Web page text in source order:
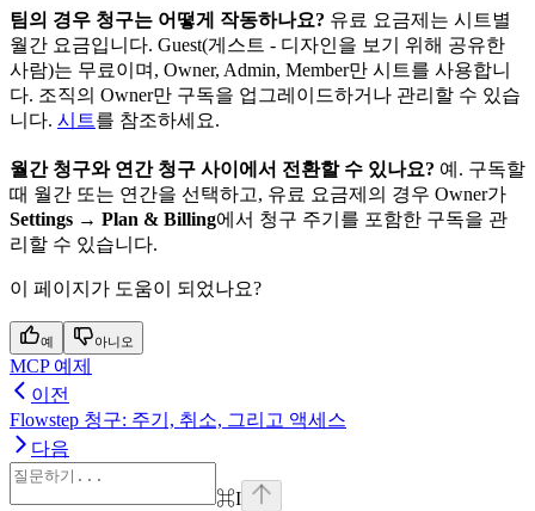
팀의 경우 청구는 어떻게 작동하나요? 유료 요금제는 시트별
월간 요금입니다. Guest(게스트 - 디자인을 보기 위해 공유한
사람)는 무료이며, Owner, Admin, Member만 시트를 사용합니
다. 조직의 Owner만 구독을 업그레이드하거나 관리할 수 있습
니다. 시트를 참조하세요.
월간 청구와 연간 청구 사이에서 전환할 수 있나요? 예. 구독할
때 월간 또는 연간을 선택하고, 유료 요금제의 경우 Owner가
Settings → Plan & Billing에서 청구 주기를 포함한 구독을 관
리할 수 있습니다.
이 페이지가 도움이 되었나요?
예 아니오
MCP 예제
이전
Flowstep 청구: 주기, 취소, 그리고 액세스
다음
⌘I